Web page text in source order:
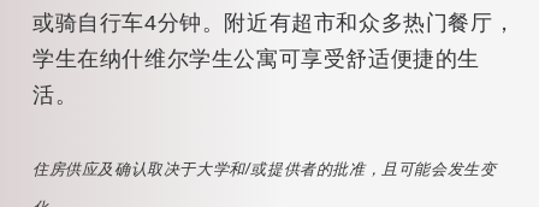
或骑自行车4分钟。附近有超市和众多热门餐厅，
学生在纳什维尔学生公寓可享受舒适便捷的生
活。
住房供应及确认取决于大学和/或提供者的批准，且可能会发生变